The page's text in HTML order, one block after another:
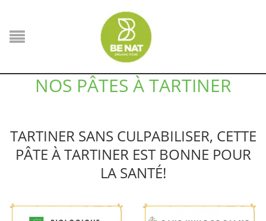
NOS PÂTES À TARTINER
TARTINER SANS CULPABILISER, CETTE
PÂTE À TARTINER EST BONNE POUR
LA SANTÉ!